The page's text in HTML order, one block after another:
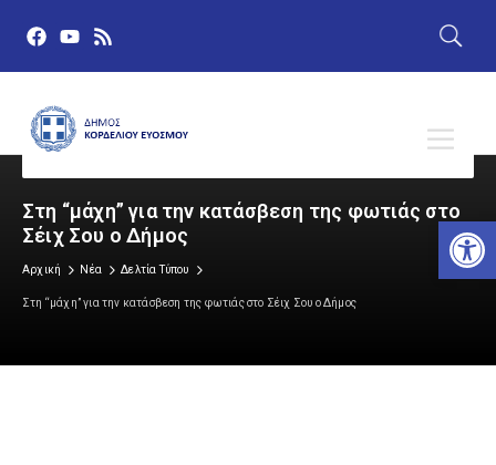
Στη “μάχη” για την κατάσβεση της φωτιάς στο
Σέιχ Σου ο Δήμος
Αρχική Νέα Δελτία Τύπου
Στη “μάχη” για την κατάσβεση της φωτιάς στο Σέιχ Σου ο Δήμος